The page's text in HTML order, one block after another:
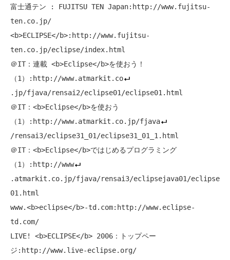
富士通テン : FUJITSU TEN Japan:http://www.fujitsu-
ten.co.jp/
<b>ECLIPSE</b>:http://www.fujitsu-
ten.co.jp/eclipse/index.html
＠IT：連載 <b>Eclipse</b>を使おう！
（1）:http://www.atmarkit.co
.jp/fjava/rensai2/eclipse01/eclipse01.html
＠IT：<b>Eclipse</b>を使おう
（1）:http://www.atmarkit.co.jp/fjava
/rensai3/eclipse31_01/eclipse31_01_1.html
＠IT：<b>Eclipse</b>ではじめるプログラミング
（1）:http://www
.atmarkit.co.jp/fjava/rensai3/eclipsejava01/eclipse
01.html
www.<b>eclipse</b>-td.com:http://www.eclipse-
td.com/
LIVE! <b>ECLIPSE</b> 2006：トップペー
ジ:http://www.live-eclipse.org/